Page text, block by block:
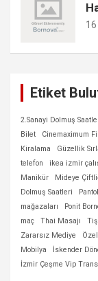
Etiket
2.Sanayi Dolmuş
Bilet
Cinemaximum
Kiralama
Güzellik
telefon
ikea izmir
Manikür
Mideye
Dolmuş Saatleri
mağazaları
Ponit
maç
Thai Masajı
Zararsız Mediye
Mobilya
İskender
İzmir Çeşme Vip